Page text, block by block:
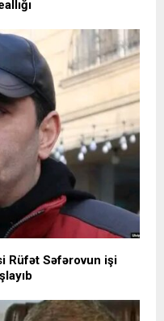
Rüfət Səfərovun işi